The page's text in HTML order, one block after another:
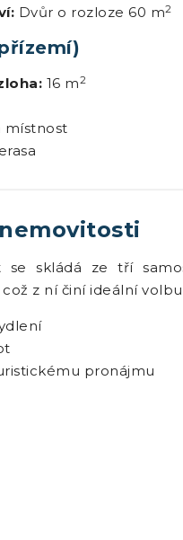
Dvůr o rozloze 60 m2
16 m2
místnost
se skládá ze tří
z ní činí ideální
pronájmu